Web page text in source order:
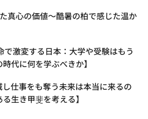
真心の価値〜酷暑の柏で感じた温か
で激変する日本：大学や受験はもう
代に何を学ぶべきか】
し仕事をも奪う未来は本当に来るの
生き甲斐を考える】